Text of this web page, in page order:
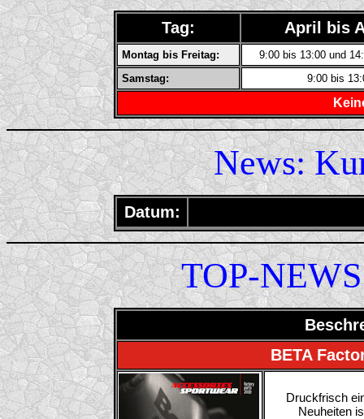
Tag: April bis
Montag bis Freitag:
9:00 bis 13:00 und
Samstag:
9:00 bis
News:
Datum:
TOP-
BETA
Druckfrisch
Neuheiten